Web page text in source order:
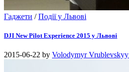
Гаджети /Події у Львові
DJI New Pilot Experience 2015 у Львові
2015-06-22 by Volodymyr Vrublevskyy